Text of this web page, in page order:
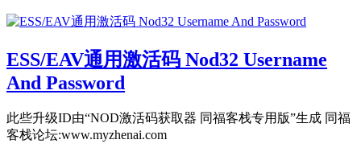
ESS/EAV通用激活码 Nod32 Username
And Password
此些升级ID由“NOD激活码获取器 同福客栈专用版”生成 同福
客栈论坛:www.myzhenai.com